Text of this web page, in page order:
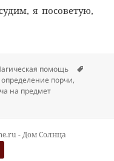
я посоветую,
помощь
определение порчи,
на предмет